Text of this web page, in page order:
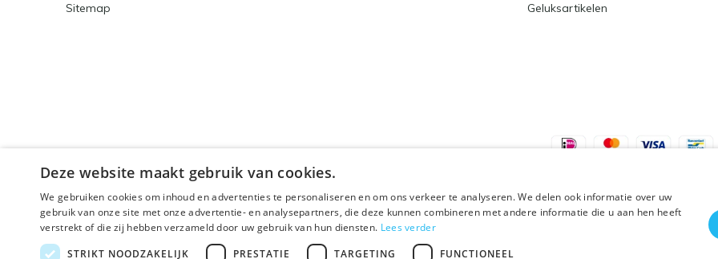
Sitemap
Geluksartikelen
© 2026 - Powered byLightspeed - Theme ByDMWSxPlus+
Deze website maakt gebruik van cookies.
We gebruiken cookies om inhoud en advertenties te personaliseren en om ons verkeer te analyseren. We delen ook informatie over uw
gebruik van onze site met onze advertentie- en analysepartners, die deze kunnen combineren met andere informatie die u aan hen heeft
verstrekt of die zij hebben verzameld door uw gebruik van hun diensten. Lees verder
STRIKT NOODZAKELIJK
PRESTATIE TARGETING FUNCTIONEEL